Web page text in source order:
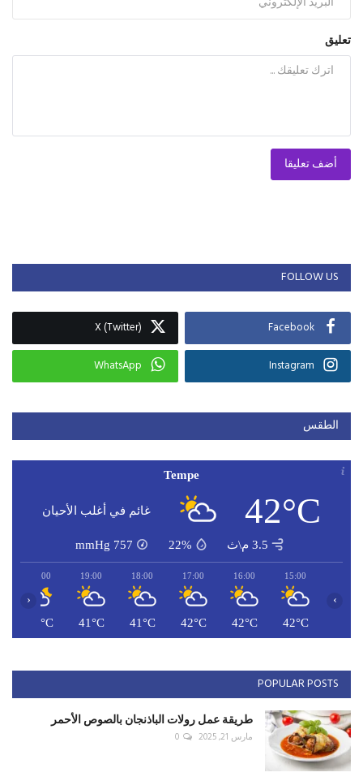
تعليق
أضف تعليقا
FOLLOW US
Facebook
X (Twitter)
Instagram
WhatsApp
الطقس
Tempe
42°C غائم في أغلب الأحيان
3.5 م\ث 22%
757
mmHg
15:00
42°C
16:00
42°C
17:00
42°C
18:00
41°C
19:00
41°C
20:00
41°C
‹ ›
POPULAR POSTS
طريقة عمل رولات الباذنجان بالصوص الأحمر
مارس 21, 2025 0